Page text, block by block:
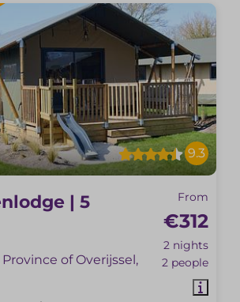
9.3
From
€312
2 nights
2 people
| 5
of Overijssel,